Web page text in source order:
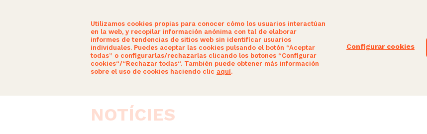
SOM CIUTADANS ACTUALITAT NUESTRAS PROPUESTAS
Utilizamos cookies propias para conocer cómo los usuarios interactúan
en la web, y recopilar información anónima con tal de elaborar
informes de tendencias de sitios web sin identificar usuarios
individuales. Puedes aceptar las cookies pulsando el botón “Aceptar
todas” o configurarlas/rechazarlas clicando los botones “Configurar
cookies“/“Rechazar todas“. También puede obtener más información
sobre el uso de cookies haciendo clic aquí.
Configurar cookies
NOTÍCIES